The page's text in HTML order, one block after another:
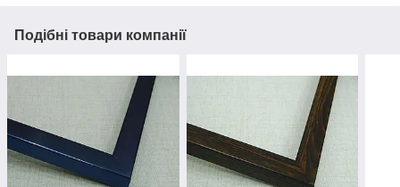
Подібні товари компанії